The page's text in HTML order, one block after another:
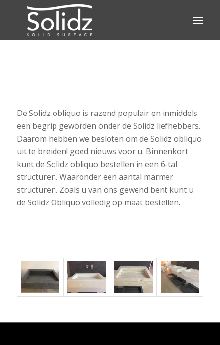
De Solidz obliquo is razend populair en inmiddels
een begrip geworden onder de Solidz liefhebbers.
Daarom hebben we besloten om de Solidz obliquo
uit te breiden! goed nieuws voor u. Binnenkort
kunt de Solidz obliquo bestellen in een 6-tal
structuren. Waaronder een aantal marmer
structuren. Zoals u van ons gewend bent kunt u
de Solidz Obliquo volledig op maat bestellen.